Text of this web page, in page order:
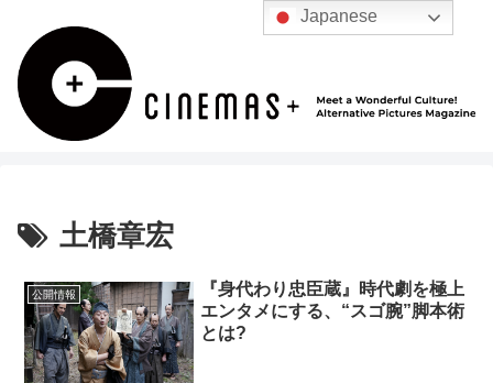
土橋章宏
公開情報
『身代わり忠臣蔵』時代劇を極上
エンタメにする、“スゴ腕”脚本術
とは?
Japanese